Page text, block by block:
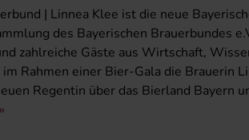
| Linnea Klee ist die neue
des Bayerischen Brauerbundes
zahlreiche Gäste aus Wirtschaft,
Rahmen einer Bier-Gala die Brauerin
Regentin über das Bierland Bayern